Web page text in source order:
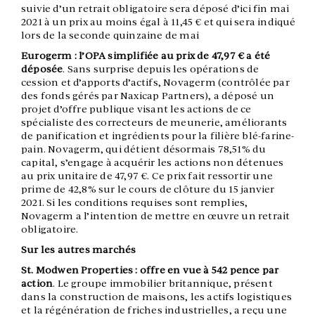
suivie d’un retrait obligatoire sera déposé d’ici fin mai
2021 à un prix au moins égal à 11,45 € et qui sera indiqué
lors de la seconde quinzaine de mai
Eurogerm : l’OPA simplifiée au prix de 47,97 € a été
déposée. Sans surprise depuis les opérations de
cession et d’apports d’actifs, Novagerm (contrôlée par
des fonds gérés par Naxicap Partners), a déposé un
projet d’offre publique visant les actions de ce
spécialiste des correcteurs de meunerie, améliorants
de panification et ingrédients pour la filière blé-farine-
pain. Novagerm, qui détient désormais 78,51% du
capital, s’engage à acquérir les actions non détenues
au prix unitaire de 47,97 €. Ce prix fait ressortir une
prime de 42,8% sur le cours de clôture du 15 janvier
2021. Si les conditions requises sont remplies,
Novagerm a l’intention de mettre en œuvre un retrait
obligatoire.
Sur les autres marchés
St. Modwen Properties : offre en vue à 542 pence par
action. Le groupe immobilier britannique, présent
dans la construction de maisons, les actifs logistiques
et la régénération de friches industrielles, areçu une